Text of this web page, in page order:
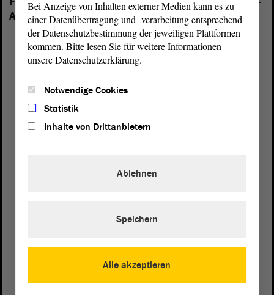
Anhalt vertreten:
39104 Magdeburg
Bei Anzeige von Inhalten externer Medien kann es zu
einer Datenübertragung und -verarbeitung entsprechend
der Datenschutzbestimmung der jeweiligen Plattformen
kommen. Bitte lesen Sie für weitere Informationen
unsere Datenschutzerklärung.
Notwendige Cookies
Statistik
Inhalte von Drittanbietern
Alle akzeptieren
Ablehnen
Speichern